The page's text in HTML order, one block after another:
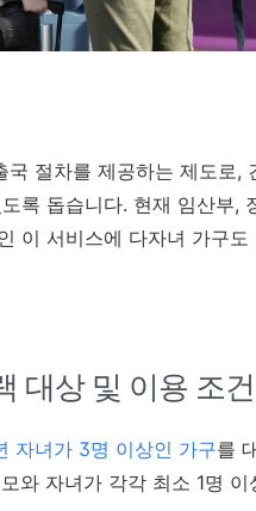
절차를 제공하는 제도로,
록 돕습니다. 현재 임산부,
이 서비스에 다자녀 가구도
대상 및 이용 조건
자녀가 3명 이상인 가구를
와 자녀가 각각 최소 1명